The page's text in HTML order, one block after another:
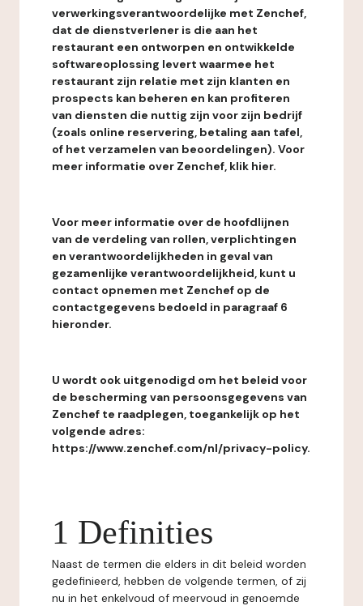
verwerkingsverantwoordelijke met Zenchef,
dat de dienstverlener is die aan het
restaurant een ontworpen en ontwikkelde
softwareoplossing levert waarmee het
restaurant zijn relatie met zijn klanten en
prospects kan beheren en kan profiteren
van diensten die nuttig zijn voor zijn bedrijf
(zoals online reservering, betaling aan tafel,
of het verzamelen van beoordelingen). Voor
meer informatie over Zenchef, klik hier.
Voor meer informatie over de hoofdlijnen
van de verdeling van rollen, verplichtingen
en verantwoordelijkheden in geval van
gezamenlijke verantwoordelijkheid, kunt u
contact opnemen met Zenchef op de
contactgegevens bedoeld in paragraaf 6
hieronder.
U wordt ook uitgenodigd om het beleid voor
de bescherming van persoonsgegevens van
Zenchef te raadplegen, toegankelijk op het
volgende adres:
https://www.zenchef.com/nl/privacy-policy.
1 Definities
Naast de termen die elders in dit beleid worden
gedefinieerd, hebben de volgende termen, of zij
nu in het enkelvoud of meervoud in genoemde